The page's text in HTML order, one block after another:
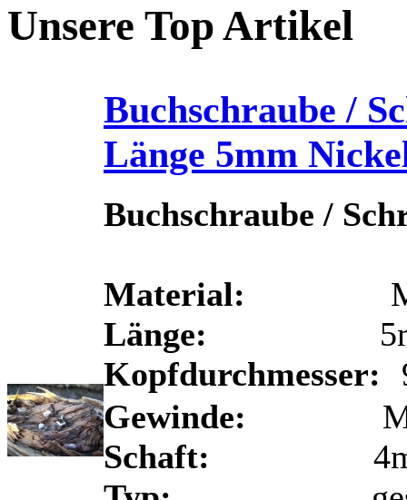
Unsere Top Artikel
Buchschraube /
Länge 5mm
Buchschraube /
Material:
Länge:
Kopfdurchmesser:
Gewinde:
Schaft: